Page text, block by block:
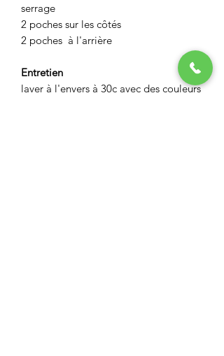
serrage
2 poches sur les côtés
2 poches à l'arrière
Entretien
laver à l'envers à 30c avec des couleurs